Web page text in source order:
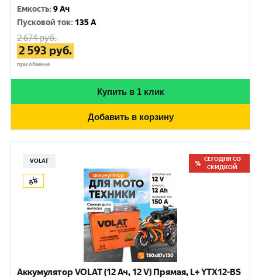
Емкость:9 Ач
Пусковой ток: 135 A
2 674руб.
2 593 руб.
при обмене
Купить в 1 клик
Добавить в корзину
VOLAT
СЕГОДНЯ СО
СКИДКОЙ
Аккумулятор VOLAT (12 Ач, 12 V) Прямая, L+ YTX12-BS